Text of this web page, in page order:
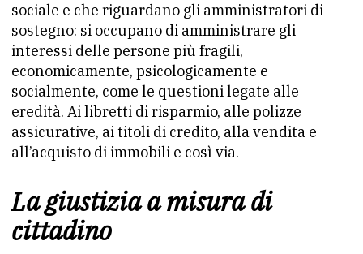
sociale e che riguardano gli amministratori di
sostegno: si occupano di amministrare gli
interessi delle persone più fragili,
economicamente, psicologicamente e
socialmente, come le questioni legate alle
eredità. Ai libretti di risparmio, alle polizze
assicurative, ai titoli di credito, alla vendita e
all’acquisto di immobili e così via.
La giustizia a misura di
cittadino